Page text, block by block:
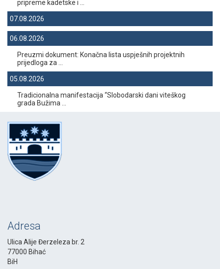
pripreme kadetske i ...
07.08.2026
06.08.2026
Preuzmi dokument: Konačna lista uspješnih projektnih
prijedloga za ...
05.08.2026
Tradicionalna manifestacija “Slobodarski dani viteškog
grada Bužima ...
Adresa
Ulica Alije Đerzeleza br. 2
77000 Bihać
BiH